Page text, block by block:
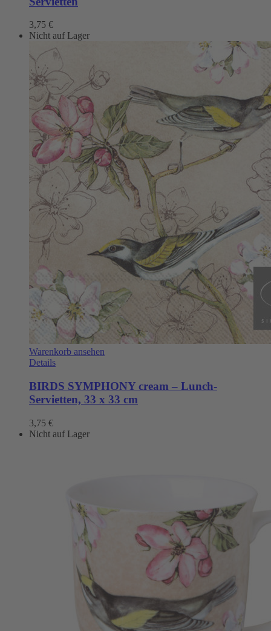
3,75 €
Nicht auf Lager
Warenkorb ansehen
Details
BIRDS SYMPHONY cream – Lunch-
Servietten, 33 x 33 cm
3,75 €
Nicht auf Lager